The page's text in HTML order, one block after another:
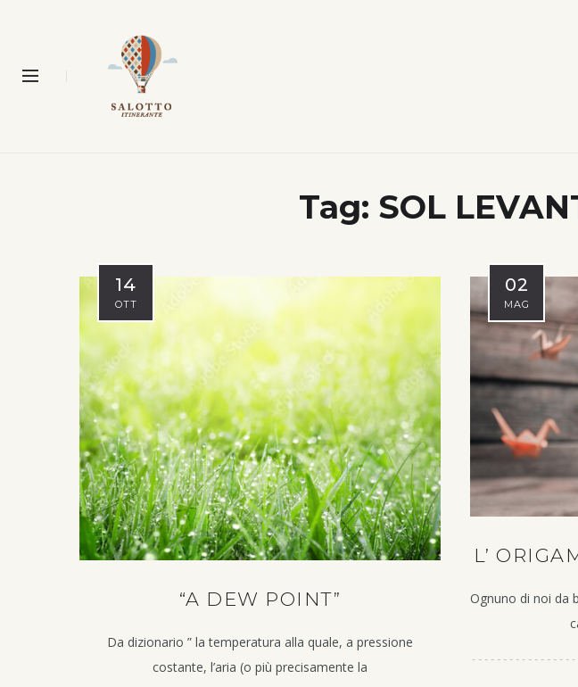
Tag: SOL
14
OTT
“A DEW POINT”
Da dizionario ” la temperatura alla quale, a pressione
costante, l’aria (o più precisamente la
02
MAG
L’
Ognuno di noi da